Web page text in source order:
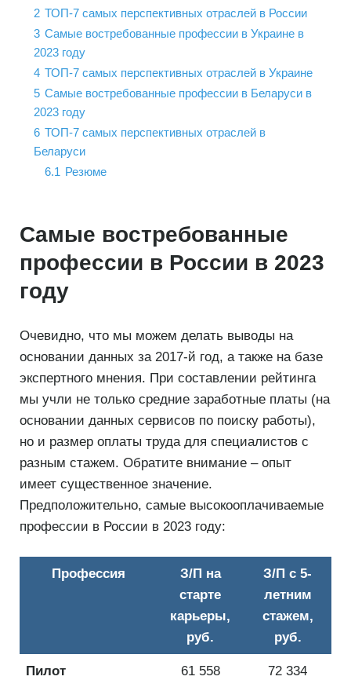
2 ТОП-7 самых перспективных отраслей в России
3 Самые востребованные профессии в Украине в
2023 году
4 ТОП-7 самых перспективных отраслей в Украине
5 Самые востребованные профессии в Беларуси в
2023 году
6 ТОП-7 самых перспективных отраслей в
Беларуси
6.1 Резюме
Самые востребованные
профессии в России в 2023
году
Очевидно, что мы можем делать выводы на
основании данных за 2017-й год, а также на базе
экспертного мнения. При составлении рейтинга
мы учли не только средние заработные платы (на
основании данных сервисов по поиску работы),
но и размер оплаты труда для специалистов с
разным стажем. Обратите внимание – опыт
имеет существенное значение.
Предположительно, самые высокооплачиваемые
профессии в России в 2023 году:
Профессия
З/П на
старте
карьеры,
руб.
З/П с 5-
летним
стажем,
руб.
Пилот 61 558 72 334